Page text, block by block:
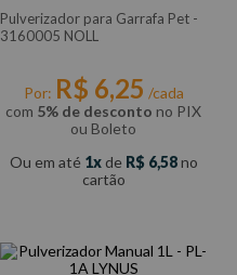
Pulverizador para Garrafa Pet -
3160005 NOLL
Por: R$ 6,25 /cada
com 5% de desconto no PIX
ou Boleto
Ou em até 1 de R$ 6,58no
cartão